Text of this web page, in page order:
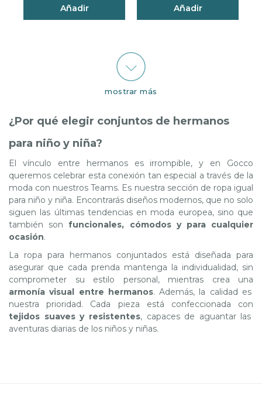
Añadir Añadir
mostrar más
¿Por qué elegir conjuntos de hermanos
para niño y niña?
El vínculo entre hermanos es irrompible, y en Gocco
queremos celebrar esta conexión tan especial a través de la
moda con nuestros Teams. Es nuestra sección de ropa igual
para niño y niña. Encontrarás diseños modernos, que no solo
siguen las últimas tendencias en moda europea, sino que
también sonfuncionales, cómodos y para cualquier
ocasión.
La ropa para hermanos conjuntados está diseñada para
asegurar que cada prenda mantenga la individualidad, sin
comprometer su estilo personal, mientras crea una
armonía visual entre hermanos. Además, la calidad es
nuestra prioridad. Cada pieza está confeccionada con
tejidos suaves y resistentes, capaces de aguantar las
aventuras diarias de los niños y niñas.